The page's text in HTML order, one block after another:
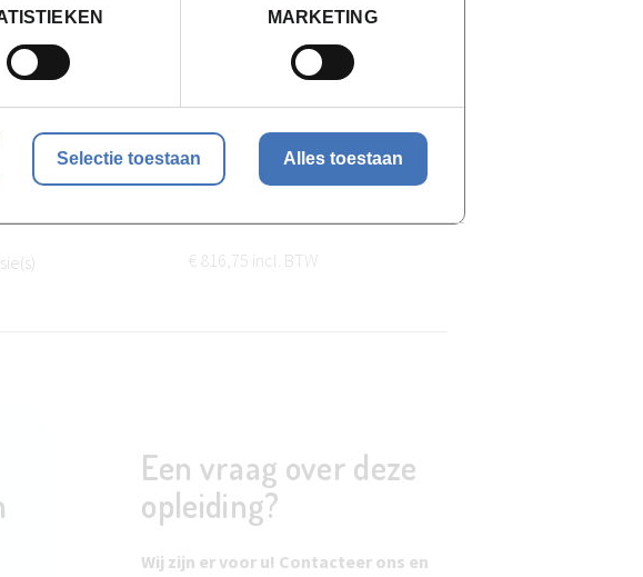
MARKETING
Selectie toestaan Alles toestaan
€ 816,75 incl. BTW
Een vraag over deze
opleiding?
Wij zijn er voor u! Contacteer ons en